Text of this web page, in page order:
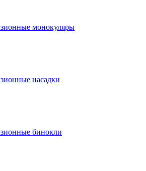
монокуляры
насадки
бинокли